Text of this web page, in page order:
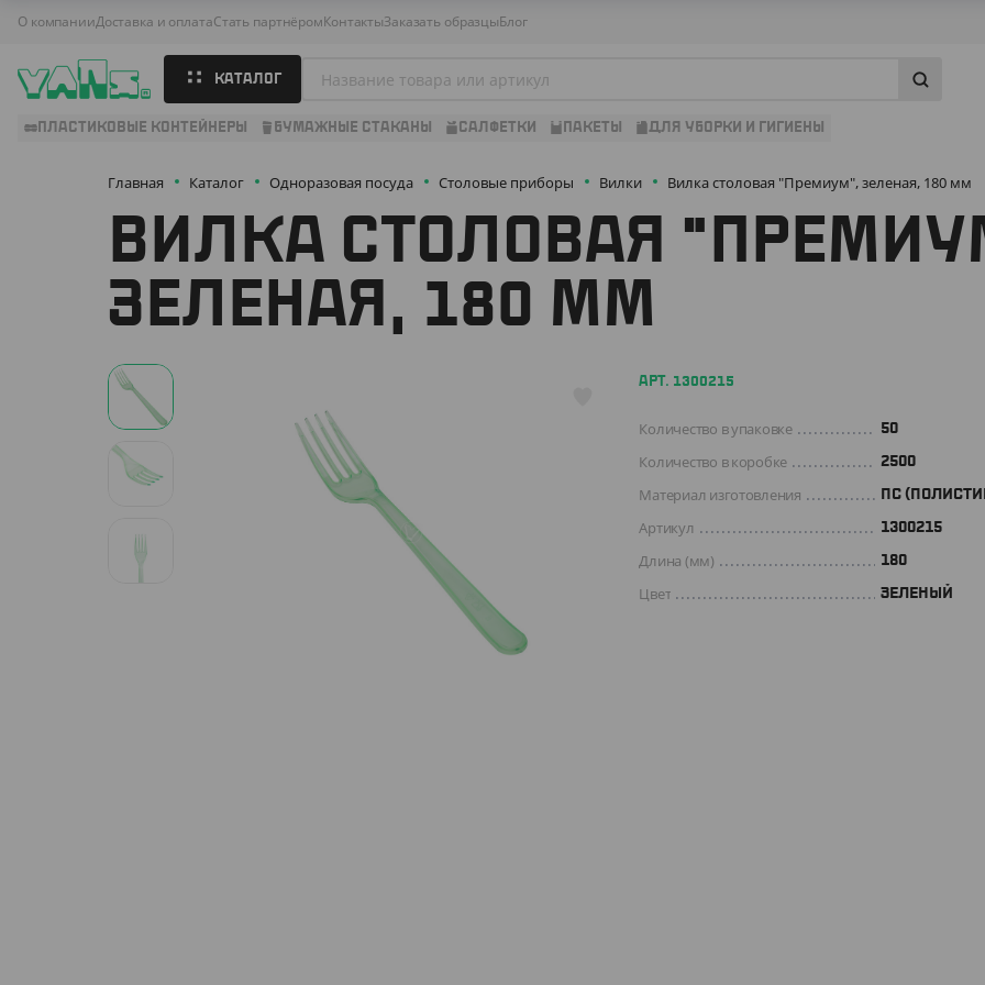
О компанииДоставка и оплатаСтать партнёромКонтактыЗаказать образцыБлог
КАТАЛОГ
ПЛАСТИКОВЫЕ КОНТЕЙНЕРЫ БУМАЖНЫЕ СТАКАНЫ САЛФЕТКИ ПАКЕТЫ ДЛЯ УБОРКИ И ГИГИЕНЫ
Главная Каталог Одноразовая посуда Столовые приборы Вилки Вилка столовая "Премиум", зеленая, 180 мм
ВИЛКА СТОЛОВАЯ
ЗЕЛЕНАЯ, 180 ММ
АРТ. 1300215
Количество в упаковке 50
Количество в коробке 2500
Материал изготовления ПС
Артикул 1300215
Длина (мм) 180
Цвет ЗЕЛЕНЫЙ